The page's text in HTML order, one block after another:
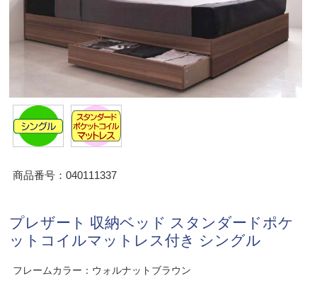
商品番号：040111337
プレザート 収納ベッド スタンダードポケ
ットコイルマットレス付き シングル
フレームカラー：ウォルナットブラウン